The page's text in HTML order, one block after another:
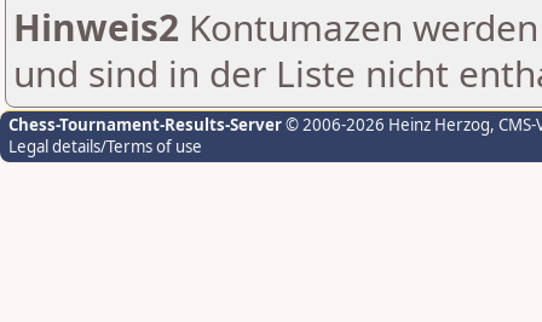
Hinweis2 Kontumazen
und sind in der Liste nicht
Chess-Tournament-Results-Server© 2006-2026 Heinz Herzog,
Legal details/Terms of use